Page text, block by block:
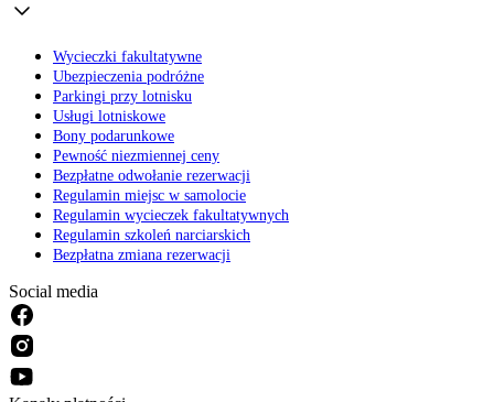
Wycieczki fakultatywne
Ubezpieczenia podróżne
Parkingi przy lotnisku
Usługi lotniskowe
Bony podarunkowe
Pewność niezmiennej ceny
Bezpłatne odwołanie rezerwacji
Regulamin miejsc w samolocie
Regulamin wycieczek fakultatywnych
Regulamin szkoleń narciarskich
Bezpłatna zmiana rezerwacji
Social media